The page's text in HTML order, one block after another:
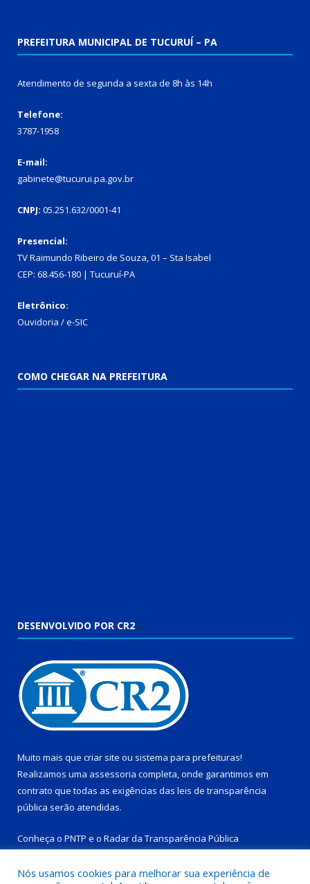
PREFEITURA MUNICIPAL DE TUCURUÍ – PA
Atendimento de segunda a sexta de 8h às 14h
Telefone:
3787-1958
E-mail:
gabinete@tucurui.pa.gov.br
CNPJ: 05.251.632/0001-41
Presencial:
TV Raimundo Ribeiro de Souza, 01 – Sta Isabel
CEP: 68.456-180 | Tucuruí-PA
Eletrônico:
Ouvidoria /e-SIC
COMO CHEGAR NA PREFEITURA
DESENVOLVIDO POR CR2
Muito mais que criar site ou sistema para prefeituras!
Realizamos uma assessoria completa, onde garantimos em
contrato que todas as exigências das leis de transparência
pública serão atendidas.
Conheça o PNTP e o Radar da Transparência Pública
Nós usamos cookies para melhorar sua experiência de